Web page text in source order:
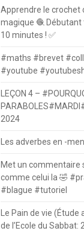
Apprendre le crochet
magique 🧶
10 minutes ! ✅
#maths #brevet
#youtube
LEÇON 4 –
2024
Les adverbes en -
Met un commentaire
comme celui la 🤣
#blague #tutoriel
Le Pain de vie
de l’Ecole du Sabbat: